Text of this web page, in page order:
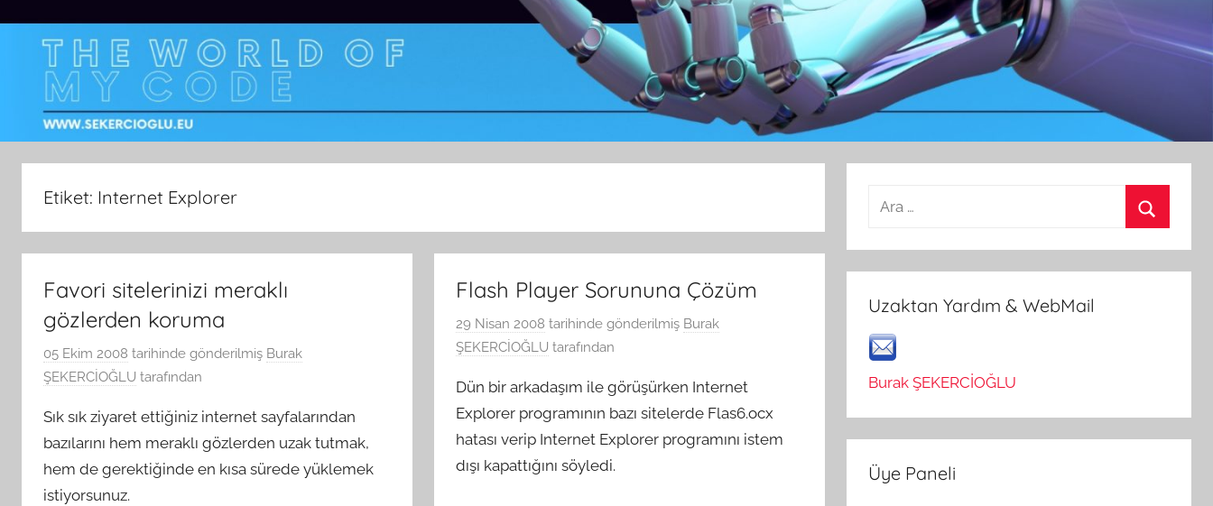
Etiket: Internet Explorer
Favori sitelerinizi meraklı
gözlerden koruma
05 Ekim 2008 tarihinde gönderilmiş Burak
ŞEKERCİOĞLU tarafından
Sık sık ziyaret ettiğiniz internet sayfalarından
bazılarını hem meraklı gözlerden uzak tutmak,
hem de gerektiğinde en kısa sürede yüklemek
istiyorsunuz.
Flash Player Sorununa Çözüm
29 Nisan 2008 tarihinde gönderilmiş Burak
ŞEKERCİOĞLU tarafından
Dün bir arkadaşım ile görüşürken Internet
Explorer programının bazı sitelerde Flas6.ocx
hatası verip Internet Explorer programını istem
dışı kapattığını söyledi.
Arama:
Uzaktan Yardım & WebMail
Burak ŞEKERCİOĞLU
Üye Paneli